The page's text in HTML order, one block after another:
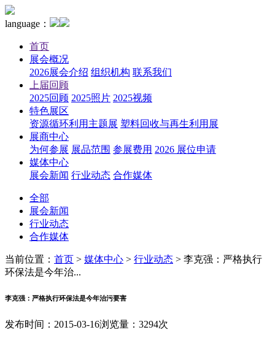
language：
首页
展会概况
2026展会介绍 组织机构 联系我们
上届回顾
2025回顾 2025照片 2025视频
特色展区
资源循环利用主题展 塑料回收与再生利用展
展商中心
为何参展 展品范围 参展费用 2026 展位申请
媒体中心
展会新闻 行业动态 合作媒体
全部
展会新闻
行业动态
合作媒体
当前位置： 首页 > 媒体中心 > 行业动态 > 李克强：严格执行
环保法是今年治...
李克强：严格执行环保法是今年治污要害
发布时间：2015-03-16浏览量：3294次